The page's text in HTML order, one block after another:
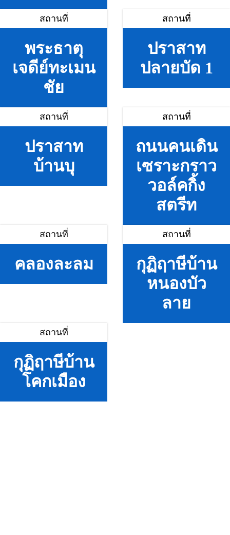
สถานที่
พระธาตุ
เจดีย์ทะเมน
ชัย
สถานที่
ปราสาท
ปลายบัด 1
สถานที่
ปราสาท
บ้านบุ
สถานที่
ถนนคนเดิน
เซราะกราว
วอล์คกิ้ง
สตรีท
สถานที่
คลองละลม
สถานที่
กุฏิฤาษีบ้าน
หนองบัว
ลาย
สถานที่
กุฏิฤาษีบ้าน
โคกเมือง